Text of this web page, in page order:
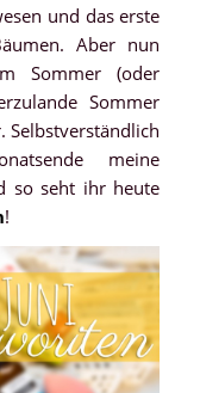
und das erste
Aber nun
Sommer (oder
Sommer
Selbstverständlich
meine
so seht ihr heute
!